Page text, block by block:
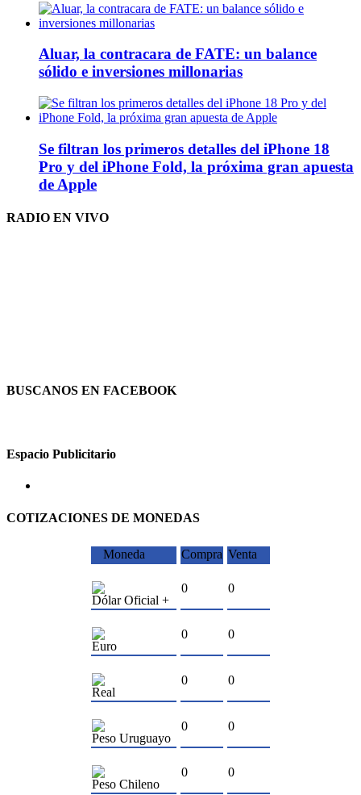
Aluar, la contracara de FATE: un balance
sólido e inversiones millonarias
Se filtran los primeros detalles del iPhone 18
Pro y del iPhone Fold, la próxima gran apuesta
de Apple
RADIO EN VIVO
BUSCANOS EN FACEBOOK
Espacio Publicitario
COTIZACIONES DE MONEDAS
Moneda Compra Venta
Dólar Oficial +
0 0
Euro
0 0
Real
0 0
Peso Uruguayo
0 0
Peso Chileno
0 0